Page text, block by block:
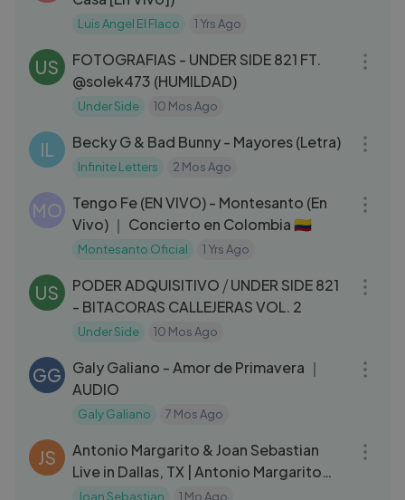
Luis Angel El Flaco 1 Yrs Ago
US
FOTOGRAFIAS - UNDER SIDE 821 FT.
@solek473 (HUMILDAD)
Under Side 10 Mos Ago
IL Becky G & Bad Bunny - Mayores (Letra)
Infinite Letters 2 Mos Ago
MO
Tengo Fe (EN VIVO) - Montesanto (En
Vivo) ｜ Concierto en Colombia 🇨🇴
Montesanto Oficial 1 Yrs Ago
US
PODER ADQUISITIVO ⧸ UNDER SIDE 821
- BITACORAS CALLEJERAS VOL. 2
Under Side 10 Mos Ago
GG
Galy Galiano - Amor de Primavera ｜
AUDIO
Galy Galiano 7 Mos Ago
JS
Antonio Margarito & Joan Sebastian
Live in Dallas, TX | Antonio Margarito
con Joan Sebastian en Dallas
Joan Sebastian 1 Mo Ago